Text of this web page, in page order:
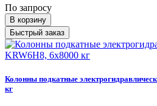
По запросу
В корзину
Быстрый заказ
Колонны подкатные
кг